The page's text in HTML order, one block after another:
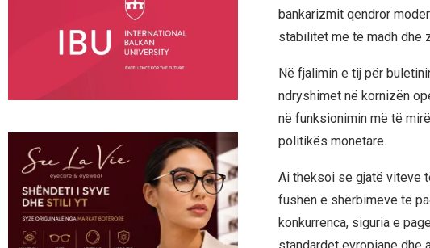
bankarizmit qendror
stabilitet më të madh dhe
Në fjalimin e tij për
ndryshimet në kornizën
në funksionimin më të
politikës monetare.
Ai theksoi se gjatë viteve
fushën e shërbimeve të
konkurrenca, siguria e